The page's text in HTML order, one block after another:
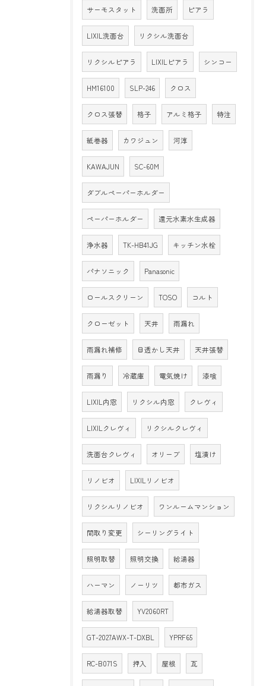
サーモスタット 洗面所 ピアラ
LIXIL洗面台 リクシル洗面台
リクシルピアラ LIXILピアラ シンコー
HM16100 SLP-246 クロス
クロス張替 格子 アルミ格子 特注
紙巻器 カワジュン 河淳
KAWAJUN SC-60M
ダブルペーパーホルダー
ペーパーホルダー 還元水素水生成器
浄水器 TK-HB41JG キッチン水栓
パナソニック Panasonic
ロールスクリーン TOSO コルト
クローゼット 天井 雨漏れ
雨漏れ補修 目透かし天井 天井張替
雨漏り 冷蔵庫 電気焼け 漆喰
LIXIL内窓 リクシル内窓 クレヴィ
LIXILクレヴィ リクシルクレヴィ
洗面台クレヴィ オリーブ 塩漬け
リノビオ LIXILリノビオ
リクシルリノビオ ワンルームマンション
間取り変更 シーリングライト
照明取替 照明交換 給湯器
ハーマン ノーリツ 都市ガス
給湯器取替 YV2060RT
GT-2027AWX-T-DXBL YPRF65
RC-B071S 押入 屋根 瓦